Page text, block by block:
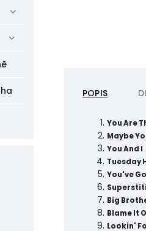
POPIS
You Are
Maybe
You And I
Tuesday
You've
Big
Blame It
Lookin'